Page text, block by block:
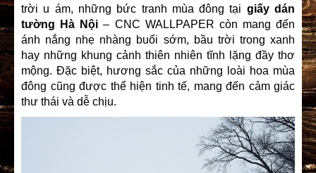
trời u ám, những bức tranh mùa đông tại giấy dán
tường Hà Nội – CNC WALLPAPER còn mang đến
ánh nắng nhẹ nhàng buổi sớm, bầu trời trong xanh
hay những khung cảnh thiên nhiên tĩnh lặng đầy thơ
mộng. Đặc biệt, hương sắc của những loài hoa mùa
đông cũng được thể hiện tinh tế, mang đến cảm giác
thư thái và dễ chịu.